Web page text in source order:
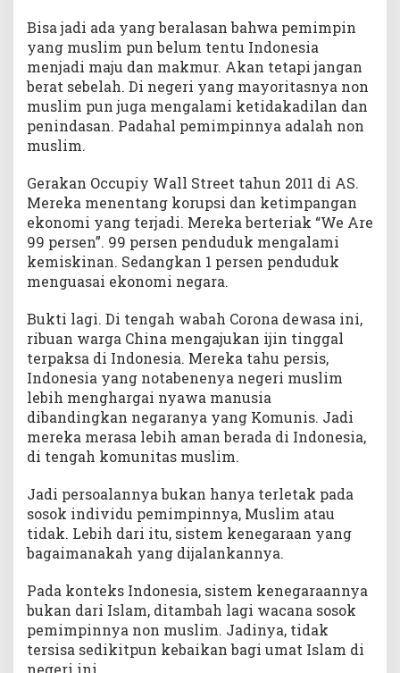
Bisa jadi ada yang beralasan bahwa pemimpin
yang muslim pun belum tentu Indonesia
menjadi maju dan makmur. Akan tetapi jangan
berat sebelah. Di negeri yang mayoritasnya non
muslim pun juga mengalami ketidakadilan dan
penindasan. Padahal pemimpinnya adalah non
muslim.
Gerakan Occupiy Wall Street tahun 2011 di AS.
Mereka menentang korupsi dan ketimpangan
ekonomi yang terjadi. Mereka berteriak “We Are
99 persen”. 99 persen penduduk mengalami
kemiskinan. Sedangkan 1 persen penduduk
menguasai ekonomi negara.
Bukti lagi. Di tengah wabah Corona dewasa ini,
ribuan warga China mengajukan ijin tinggal
terpaksa di Indonesia. Mereka tahu persis,
Indonesia yang notabenenya negeri muslim
lebih menghargai nyawa manusia
dibandingkan negaranya yang Komunis. Jadi
mereka merasa lebih aman berada di Indonesia,
di tengah komunitas muslim.
Jadi persoalannya bukan hanya terletak pada
sosok individu pemimpinnya, Muslim atau
tidak. Lebih dari itu, sistem kenegaraan yang
bagaimanakah yang dijalankannya.
Pada konteks Indonesia, sistem kenegaraannya
bukan dari Islam, ditambah lagi wacana sosok
pemimpinnya non muslim. Jadinya, tidak
tersisa sedikitpun kebaikan bagi umat Islam di
negeri ini.